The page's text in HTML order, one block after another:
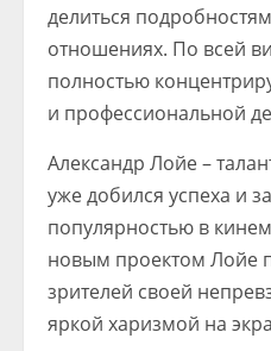
делиться
отношениях. По всей
полностью
и профессиональной
Александр Лойе –
уже добился успеха и
популярностью в
новым проектом Лойе
зрителей своей
яркой харизмой на